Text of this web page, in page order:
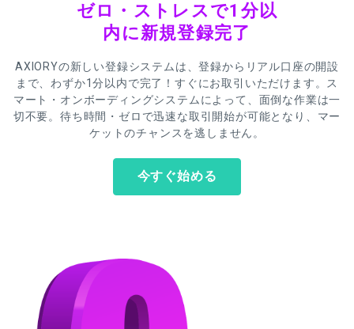
ゼロ・ストレスで1分以
内に新規登録完了
AXIORYの新しい登録システムは、登録からリアル口座の開設
まで、わずか1分以内で完了！すぐにお取引いただけます。ス
マート・オンボーディングシステムによって、面倒な作業は一
切不要。待ち時間・ゼロで迅速な取引開始が可能となり、マー
ケットのチャンスを逃しません。
今すぐ始める